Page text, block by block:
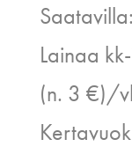
Lainaa
(n. 3 €)/